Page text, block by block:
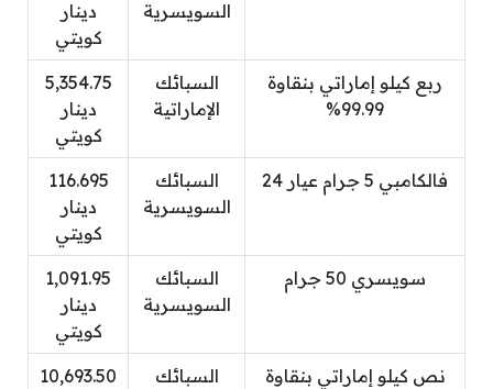
السويسرية
دينار
كويتي
ربع كيلو إماراتي بنقاوة
99.99%
السبائك
الإماراتية
5,354.75
دينار
كويتي
فالكامبي 5 جرام عيار 24
السبائك
السويسرية
116.695
دينار
كويتي
سويسري 50 جرام
السبائك
السويسرية
1,091.95
دينار
كويتي
نص كيلو إماراتي بنقاوة
السبائك
10,693.50